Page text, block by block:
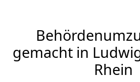
gemacht in
Rhein